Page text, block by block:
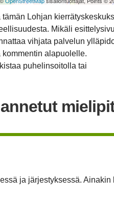
Lohjan
Mikäli
vihjata palvelun
alapuolelle.
puhelinsoitolla tai
ja järjestyksessä. Ainakin